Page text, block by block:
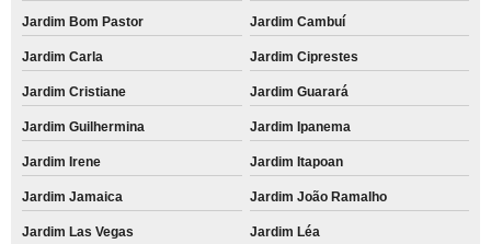
Jardim Bom Pastor Jardim Cambuí
Jardim Carla Jardim Ciprestes
Jardim Cristiane Jardim Guarará
Jardim Guilhermina Jardim Ipanema
Jardim Irene Jardim Itapoan
Jardim Jamaica Jardim João Ramalho
Jardim Las Vegas Jardim Léa